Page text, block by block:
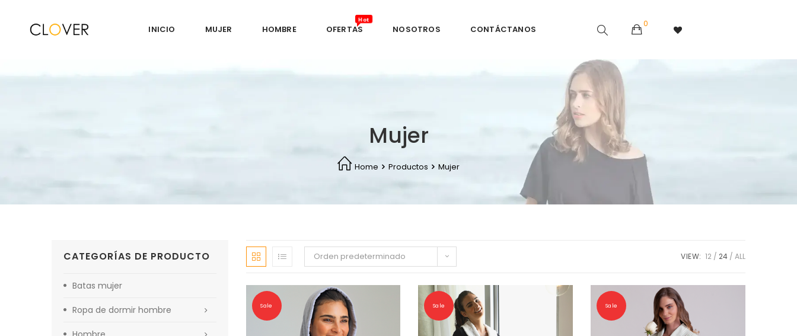
INICIO MUJER HOMBRE OFERTAS NOSOTROS CONTÁCTANOS
0
Mujer
Home Productos Mujer
Orden predeterminado VIEW: 12 24 ALL
Sale Sale Sale
CATEGORÍAS DE PRODUCTO
Batas mujer
Ropa de dormir hombre